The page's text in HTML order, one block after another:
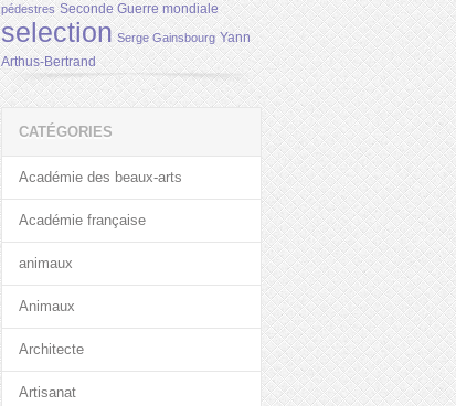
pédestres Seconde Guerre mondiale
selection Serge Gainsbourg Yann
Arthus-Bertrand
CATÉGORIES
Académie des beaux-arts
Académie française
animaux
Animaux
Architecte
Artisanat